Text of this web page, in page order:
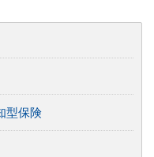
型保険